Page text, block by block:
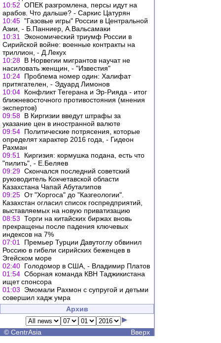
10:52 ОПЕК разгромлена, персы идут на
арабов. Что дальше? - Саркис Цатурян
10:45 "Газовые игры" России в Центральной
Азии, - Б.Панниер, А.Вальсамаки
10:31
Экономический триумф России в
Сирийской войне: военные контракты на
триллион, - Д.Лекух
10:28 В Норвегии мигрантов научат не
насиловать женщин, - "Известия"
10:24 Проблема номер один: Халифат
притягателен, - Эдуард Лимонов
10:04 Конфликт Тегерана и Эр-Рияда - итог
ближневосточного противостояния (мнения
экспертов)
09:58 В Киргизии введут штрафы за
указание цен в иностранной валюте
09:54 Политические потрясения, которые
определят характер 2016 года, - Гидеон
Рахман
09:51
Киргизия: кормушка подана, есть что
"пилить", - Е.Беляев
09:29 Скончался последний советский
руководитель Кокчетавской области
Казахстана Чапай Абуталипов
09:25 От "Хоргоса" до "Казгеологии".
Казахстан огласил список госпредприятий,
выставляемых на новую приватизацию
08:53 Торги на китайских биржах вновь
прекращены после падения ключевых
индексов на 7%
07:01
Премьер Турции Давутоглу обвинил
Россию в гибели сирийских беженцев в
Эгейском море
02:40 Голодомор в США, - Владимир Платов
01:54 Сборная команда КВН Таджикистана
ищет спонсора
01:03
Эмомали Рахмон с супругой и детьми
совершил хадж умра
Архив
© CentrAsia Вверх